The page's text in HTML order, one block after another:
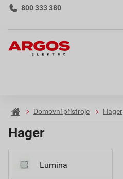
800 333 380
Domovní přístroje Hager
Hager
Lumina